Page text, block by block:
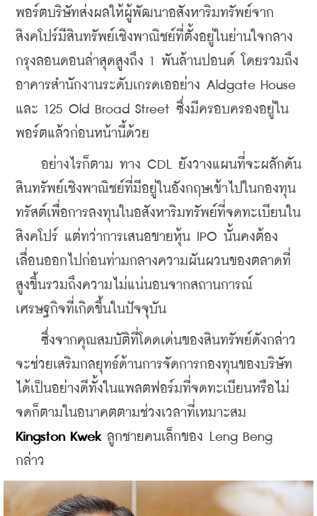
พอร์ตบริษัทส่งผลให้ผู้พัฒนาอสังหาริมทรัพย์จาก
สิงคโปร์มีสินทรัพย์เชิงพาณิชย์ที่ตั้งอยู่ในย่านใจกลาง
กรุงลอนดอนล่าสุดสูงถึง 1 พันล้านปอนด์ โดยรวมถึง
อาคารสํานักงานระดับเกรดเออย่าง Aldgate House
และ 125 Old Broad Street ซึ่งมีครอบครองอยู่ใน
พอร์ตแล้วก่อนหน้านี้ด้วย
อย่างไรก็ตาม ทาง CDL ยังวางแผนที่จะผลักดัน
สินทรัพย์เชิงพาณิชย์ที่มีอยู่ในอังกฤษเข้าไปในกองทุน
ทรัสต์เพื่อการลงทุนในอสังหาริมทรัพย์ที่จดทะเบียนใน
สิงคโปร์ แต่ทว่าการเสนอขายหุ้น IPO นั้นคงต้อง
เลื่อนออกไปก่อนท่ามกลางความผันผวนของตลาดที่
สูงขึ้นรวมถึงความไม่แน่นอนจากสถานการณ์
เศรษฐกิจที่เกิดขึ้นในปัจจุบัน
ซึ่งจากคุณสมบัติที่โดดเด่นของสินทรัพย์ดังกล่าว
จะช่วยเสริมกลยุทธ์ด้านการจัดการกองทุนของบริษัท
ได้เป็นอย่างดีทั้งในแพลตฟอร์มที่จดทะเบียนหรือไม่
Kingston Kwek ลูกชายคนเล็กของ Leng Beng
กล่าว